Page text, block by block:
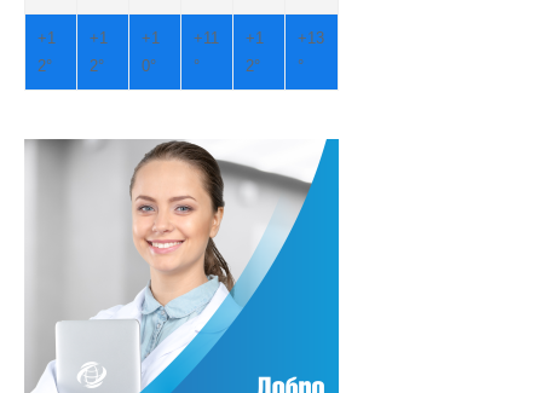
+1
2°
+1
2°
+1
0°
+11
°
+1
2°
+13
°